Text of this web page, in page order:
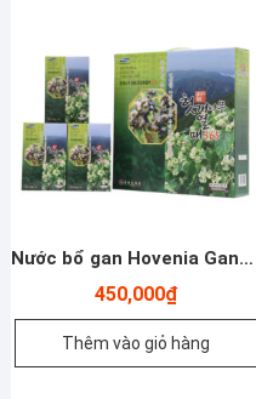
Nước bổ gan Hovenia Ganghwa 365 – Yến Sào Plaza
450,000₫
Thêm vào giỏ hàng